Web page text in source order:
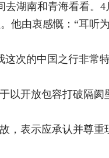
湖南和青海看看。
他由衷感慨：“耳听
这次的中国之行非
以开放包容打破隔
，表示应承认并尊重